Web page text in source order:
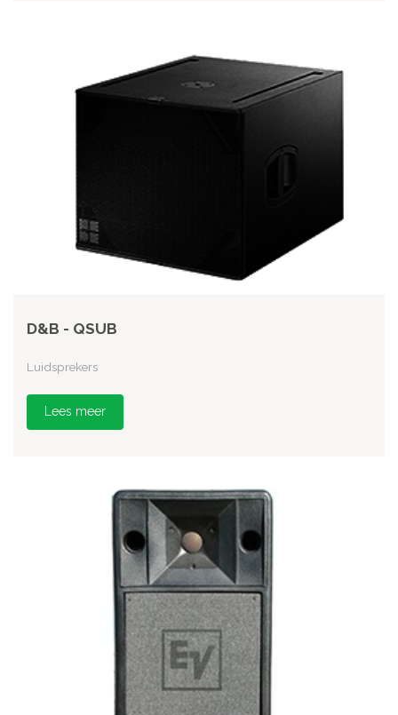
D&B - QSUB
Luidsprekers
Lees meer